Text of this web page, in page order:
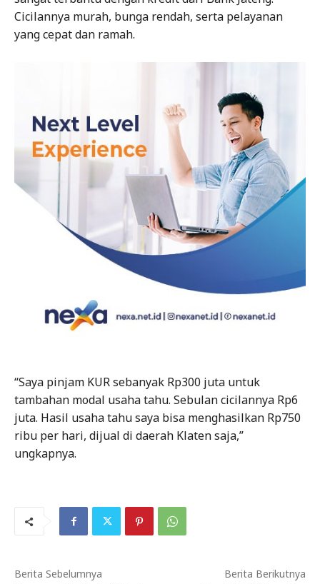
Cicilannya murah, bunga rendah, serta pelayanan
yang cepat dan ramah.
“Saya pinjam KUR sebanyak Rp300 juta untuk
tambahan modal usaha tahu. Sebulan cicilannya Rp6
juta. Hasil usaha tahu saya bisa menghasilkan Rp750
ribu per hari, dijual di daerah Klaten saja,”
ungkapnya.
Berita Sebelumnya Berita Berikutnya